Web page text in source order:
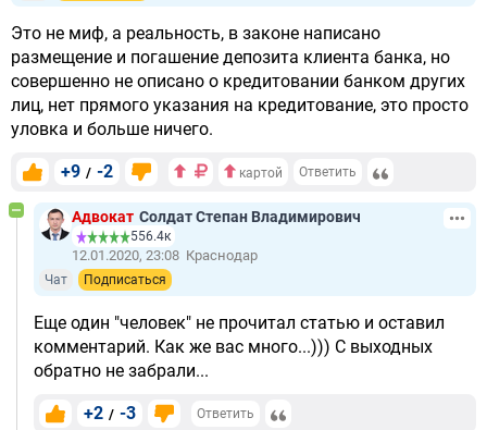
Это не миф, а реальность, в законе написано
размещение и погашение депозита клиента банка, но
совершенно не описано о кредитовании банком других
лиц, нет прямого указания на кредитование, это просто
уловка и больше ничего.
+9 / -2 картой Ответить
Адвокат Солдат Степан Владимирович
556.4к
12.01.2020, 23:08 Краснодар
Чат Подписаться
Еще один "человек" не прочитал статью и оставил
комментарий. Как же вас много...))) С выходных
обратно не забрали...
+2 / -3 Ответить